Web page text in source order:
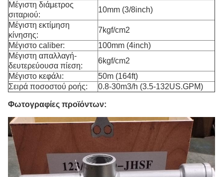
Μέγιστη διάμετρος
σιταριού:
10mm (3/8inch)
Μέγιστη εκτίμηση
κίνησης:
7kgf/cm2
Μέγιστο caliber:
100mm (4inch)
Μέγιστη απαλλαγή-
δευτερεύουσα πίεση:
6kgf/cm2
Μέγιστο κεφάλι:
50m (164ft)
Σειρά ποσοστού ροής:
0.8-30m3/h (3.5-132US.GPM)
Φωτογραφίες προϊόντων: